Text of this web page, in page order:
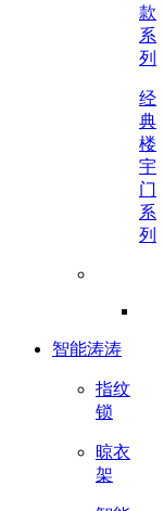
款
系
列
经
典
楼
宇
门
系
列
智能涛涛
指纹
锁
晾衣
架